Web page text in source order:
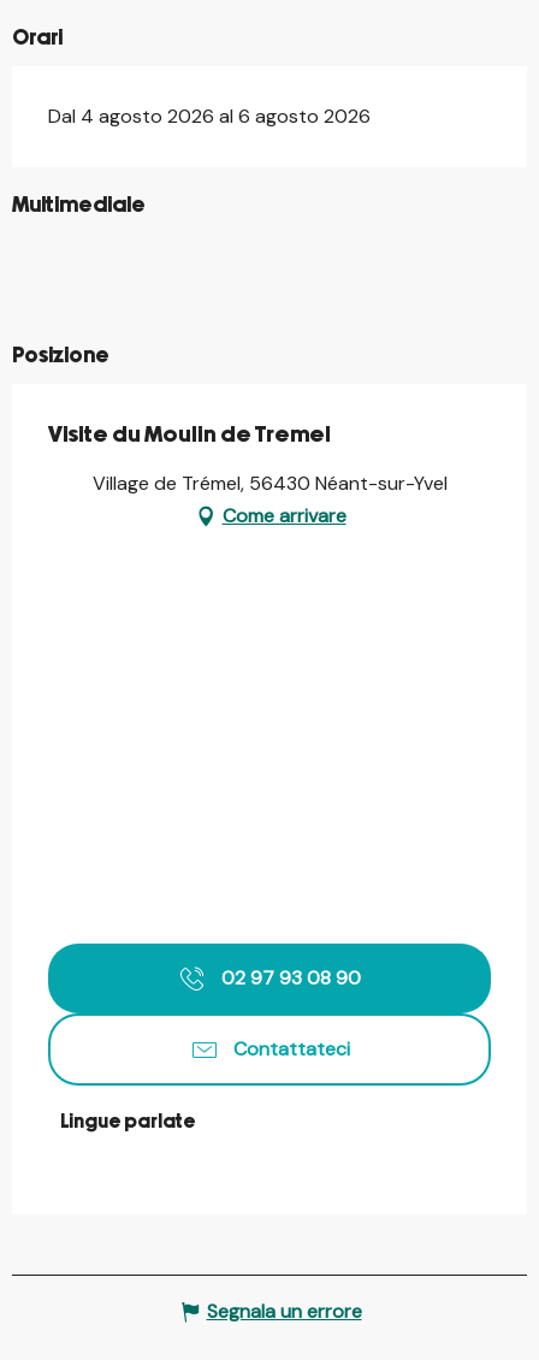
Orari
Dal 4 agosto 2026 al 6 agosto 2026
Multimediale
©
©
Posizione
Visite du Moulin de Tremel
Village de Trémel, 56430 Néant-sur-Yvel
Come arrivare
02 97 93 08 90
Contattateci
Lingue parlate
Lingue parlate
Segnala un errore